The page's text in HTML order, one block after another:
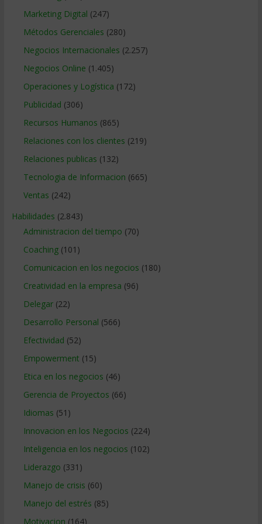
Marketing Digital (247)
Métodos Gerenciales (280)
Negocios Internacionales (2.257)
Negocios Online (1.405)
Operaciones y Logística (172)
Publicidad (306)
Recursos Humanos (865)
Relaciones con los clientes (219)
Relaciones publicas (132)
Tecnologia de Informacion (665)
Ventas (242)
Habilidades (2.843)
Administracion del tiempo (70)
Coaching(101)
Comunicacion en los negocios (180)
Creatividad en la empresa (96)
Delegar(22)
Desarrollo Personal (566)
Efectividad (52)
Empowerment (15)
Etica en los negocios (46)
Gerencia de Proyectos (66)
Idiomas (51)
Innovacion en los Negocios (224)
Inteligencia en los negocios (102)
Liderazgo (331)
Manejo de crisis (60)
Manejo del estrés (85)
Motivacion (164)